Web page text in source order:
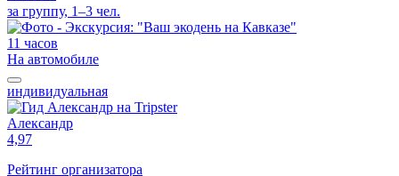
за группу, 1–3 чел.
11 часов
На автомобиле
индивидуальная
Александр
4,97
Рейтинг организатора